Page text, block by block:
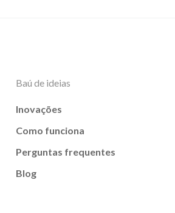
Baú de ideias
Inovações
Como funciona
Perguntas frequentes
Blog